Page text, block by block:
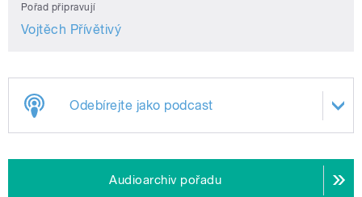
Pořad připravují
Vojtěch Přívětivý
Odebírejte jako podcast
Audioarchiv pořadu